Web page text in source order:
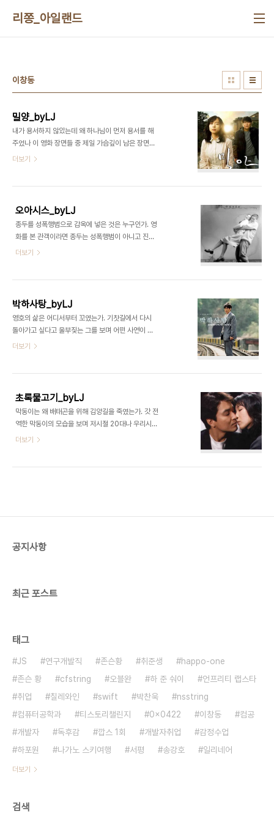
리쫑_아일랜드
이창동
밀양_byLJ
내가 용서하지 않았는데 왜 하나님이 먼저 용서를 해
주었나 이 영화 장면들 중 제일 가슴깊이 남은 장면이
제목처럼 전도연이 감옥에 찾아갔는데 유괴범이 이
각했을 것이며 이 장면에서 그녀는 커다란 배신감을
선물받았을 것이다. 그녀는 처음부터 그를 용서할 생
각이 없었을 것이다. 다만 막연하게 기댈 수 있는 신
이 그렇게 시켰기 때문에 그러한 행동을 했을 것이다.
하지만 그 신은 너무도 공평한 나머지 범죄자마저 용
줄 것이라 찾아간 법원에서 억울한 판결을 해준 판사
장..
더보기
오아시스_byLJ
종두를 성폭행범으로 감옥에 넣은 것은 누구인가. 영
화를 본 관객이라면 종두는 성폭행범이 아니고 진정
으로 공주를 사랑했던 남자인 것을 알 것이다. 하지만
어나야하는지 생각 해 보았다. 종두를 성폭행범으로
몰아넣은 것은 바로 나의 잘못된 선입견이다. 한번도
사회적 약자인 뇌성마비 장애인에게 관심을 가져 본
적 없고, 그들이 어떤생각을 하는지 어떤 욕구를 갖고
살아가는지 알아본 적 없기 때문에 그들에 대하여 아
사건사고 소식 중 성폭행당한 장애여성을 보았기 때
것이..
더보기
박하사탕_byLJ
영호의 삶은 어디서부터 꼬였는가. 기찻길에서 다시
돌아가고 싶다고 울부짖는 그를 보며 어떤 사연이 그
를 저렇게 슬프게 했는지 궁금했다. 사진기 씬에서 보
수하려는 마음이 무책임해보였다. 영화를 다 보고 난
후에야 알게 되었지만 영호가 죽어가는 순임에게 박
하사탕을 들고 찾아가 이야기를 하는 장면은 자신의
잃어버린 순수함을 찾고자 하는 장면으로 보였다. 그
는 군대에서 끌려가던 그날 밤 박하사탕을 잃어버리
다. 가슴이 먹먹하다. 이 같은 경험을 한 사람이 영호
더보기
초록물고기_byLJ
막동이는 왜 배태곤을 위해 김양길을 죽였는가. 갓 전
역한 막동이의 모습을 보며 저시절 20대나 우리시대
20대나 비슷한 생각과 고민을 갖고 있다는 점에 놀
태곤은 스물여섯 막동이가 보기에 모든 것을 가진 롤
더보기
공지사항
최근 포스트
태그
JS 연구개발직 존슨황 취준생
happo-one
존슨 황
cfstring 오블완 하 준 숴이
언프리티 랩스타
취업
칠레와인 swift 박찬욱
nsstring
컴퓨터공학과
티스토리챌린지 0x0422 이창동
컴공
개발자
독후감 깝스 1회 개발자취업
감정수업
하포원
나가노 스키여행 서평 송강호 일리네어
더보기
검색